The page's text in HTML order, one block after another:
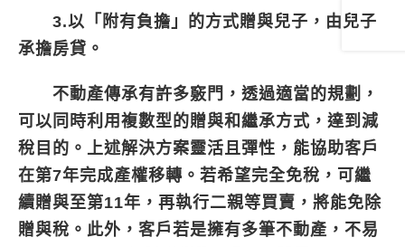
3.以「附有負擔」的方式贈與兒子，由兒子
承擔房貸。
不動產傳承有許多竅門，透過適當的規劃，
可以同時利用複數型的贈與和繼承方式，達到減
稅目的。上述解決方案靈活且彈性，能協助客戶
在第7年完成產權移轉。若希望完全免稅，可繼
續贈與至第11年，再執行二親等買賣，將能免除
贈與稅。此外，客戶若是擁有多筆不動產，不易